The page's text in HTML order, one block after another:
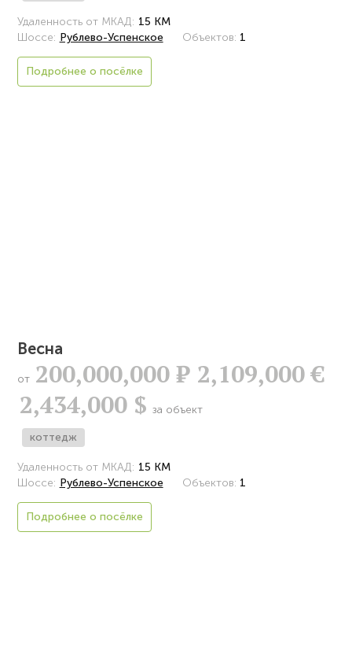
Удаленность от МКАД: 15 КМ
Шоссе: Рублево-Успенское Объектов: 1
Подробнее о посёлке
Весна
от 200,000,000Р 2,109,000 €
2,434,000 $ за объект
коттедж
Удаленность от МКАД: 15 КМ
Шоссе: Рублево-Успенское Объектов: 1
Подробнее о посёлке